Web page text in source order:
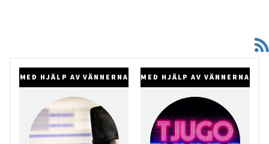
MED HJÄLP AV VÄNNERNA MED HJÄLP AV VÄNNERNA